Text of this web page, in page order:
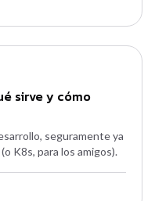
especialmente en
sirve y cómo
seguramente ya
K8s, para los amigos).